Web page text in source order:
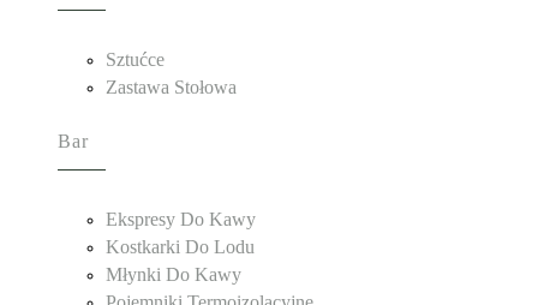
Sztućce
Zastawa Stołowa
Bar
Ekspresy Do Kawy
Kostkarki Do Lodu
Młynki Do Kawy